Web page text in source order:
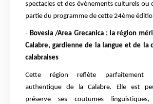
spectacles et des évènements culturels ou
partie du programme de cette 24ème
-Bovesia /Area Grecanica : la région
Calabre, gardienne de la langue et de la
calabraises
Cette région reflète parfaitement
authentique de la Calabre. Elle est
préserve ses coutumes